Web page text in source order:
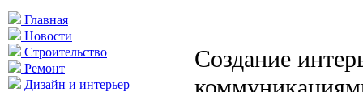
Главная
Новости
Строительство
Ремонт
Дизайн и интерьер
Создание